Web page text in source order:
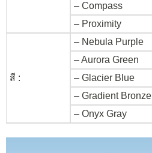
– Compass
– Proximity
สี :
– Nebula Purple
– Aurora Green
– Glacier Blue
– Gradient Bronze
– Onyx Gray